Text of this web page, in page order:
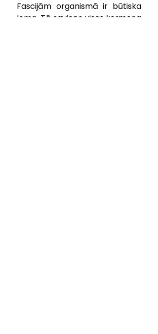
Fascijām organismā ir būtiska
loma. Tā savieno visas ķermeņa